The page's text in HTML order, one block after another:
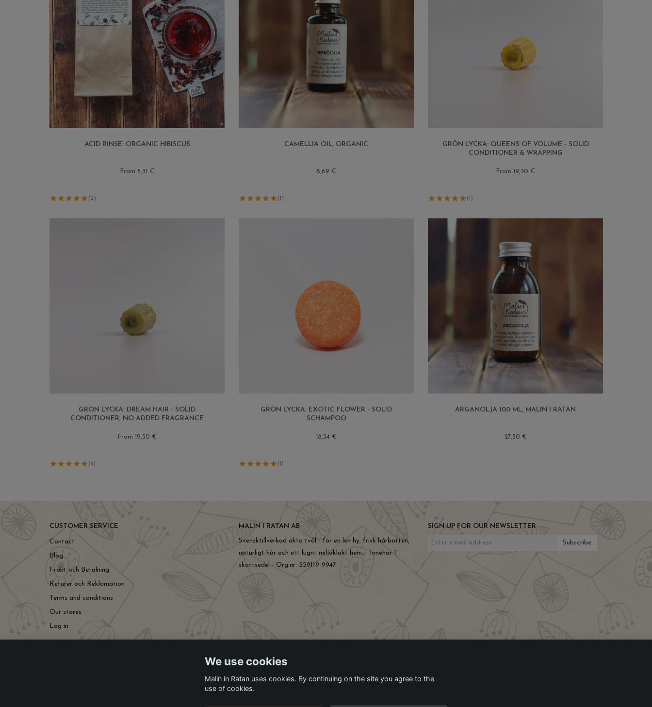
ACID RINSE: ORGANIC HIBISCUS
From 5,31 €
(2)
CAMELLIA OIL, ORGANIC
8,69 €
(1)
GRÖN LYCKA: QUEENS OF VOLUME - SOLID
CONDITIONER & WRAPPING
From 19,30 €
(1)
GRÖN LYCKA: DREAM HAIR - SOLID
CONDITIONER, NO ADDED FRAGRANCE
From 19,30 €
(4)
GRÖN LYCKA: EXOTIC FLOWER - SOLID
SCHAMPOO
18,34 €
(1)
ARGANOLJA 100 ML, MALIN I RATAN
27,50 €
CUSTOMER SERVICE
Contact
Blog
Frakt och Betalning
Returer och Reklamation
Terms and conditions
Our stores
Log in
MALIN I RATAN AB
Svensktillverkad äkta tvål - för en len hy, frisk hårbotten,
naturligt hår och ett lugnt miljöklokt hem. - Innehar F-
skattsedel - Org.nr: 559119-9947
SIGN UP FOR OUR NEWSLETTER
Subscribe
We use cookies
Malin in Ratan uses cookies. By continuing on the site you agree to the
use of cookies.